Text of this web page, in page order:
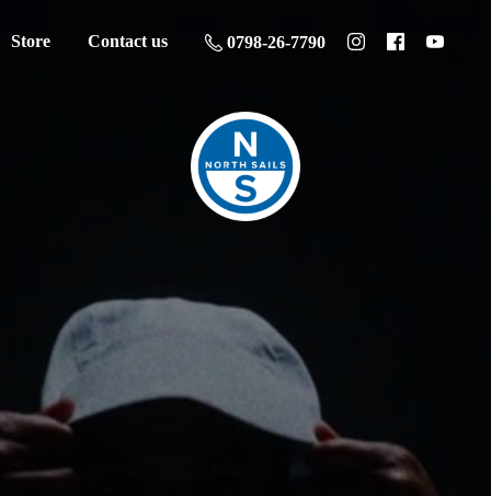
Store Contact us 0798-26-7790